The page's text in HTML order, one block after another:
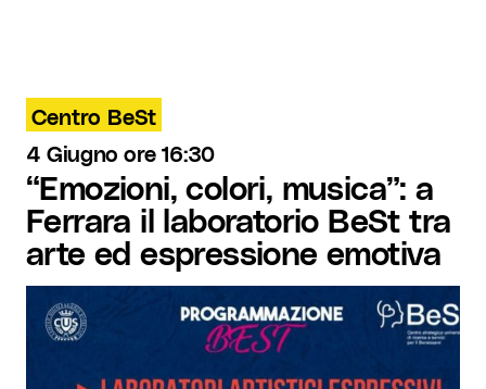
Centro BeSt
4 Giugno ore 16:30
“Emozioni, colori, musica”: a
Ferrara il laboratorio BeSt tra
arte ed espressione emotiva